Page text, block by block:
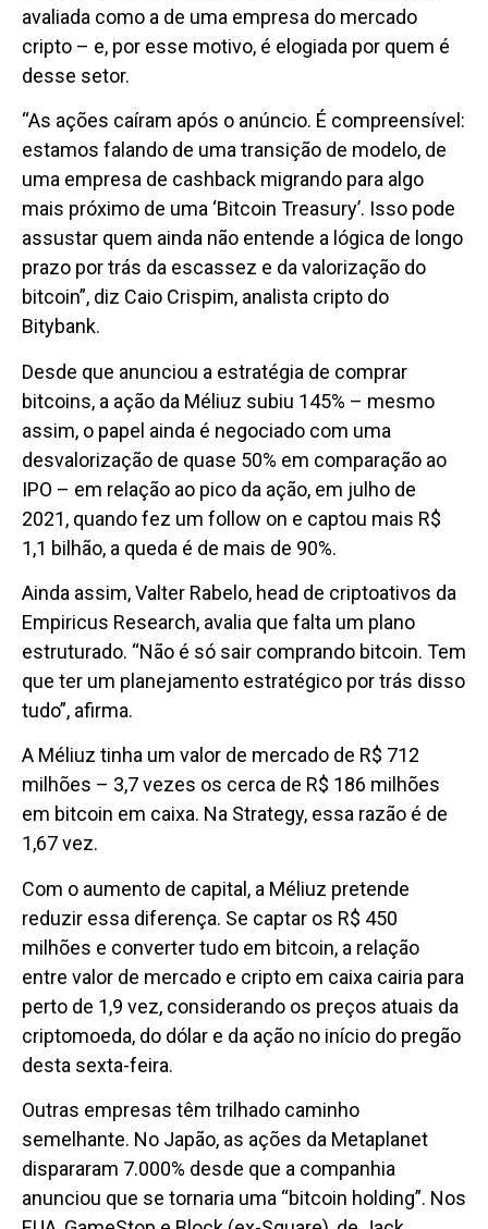
avaliada como a de uma empresa do mercado
cripto – e, por esse motivo, é elogiada por quem é
desse setor.
“As ações caíram após o anúncio. É compreensível:
estamos falando de uma transição de modelo, de
uma empresa de cashback migrando para algo
mais próximo de uma ‘Bitcoin Treasury’. Isso pode
assustar quem ainda não entende a lógica de longo
prazo por trás da escassez e da valorização do
bitcoin”, diz Caio Crispim, analista cripto do
Bitybank.
Desde que anunciou a estratégia de comprar
bitcoins, a ação da Méliuz subiu 145% – mesmo
assim, o papel ainda é negociado com uma
desvalorização de quase 50% em comparação ao
IPO – em relação ao pico da ação, em julho de
2021, quando fez um follow on e captou mais R$
1,1 bilhão, a queda é de mais de 90%.
Ainda assim, Valter Rabelo, head de criptoativos da
Empiricus Research, avalia que falta um plano
estruturado. “Não é só sair comprando bitcoin. Tem
que ter um planejamento estratégico por trás disso
tudo”, afirma.
A Méliuz tinha um valor de mercado de R$ 712
milhões – 3,7 vezes os cerca de R$ 186 milhões
em bitcoin em caixa. Na Strategy, essa razão é de
1,67 vez.
Com o aumento de capital, a Méliuz pretende
reduzir essa diferença. Se captar os R$ 450
milhões e converter tudo em bitcoin, a relação
entre valor de mercado e cripto em caixa cairia para
perto de 1,9 vez, considerando os preços atuais da
criptomoeda, do dólar e da ação no início do pregão
desta sexta-feira.
Outras empresas têm trilhado caminho
semelhante. No Japão, as ações da Metaplanet
dispararam 7.000% desde que a companhia
anunciou que se tornaria uma “bitcoin holding”. Nos